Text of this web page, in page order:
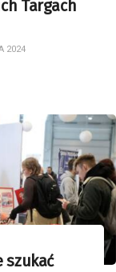
Targach
2024
szukać